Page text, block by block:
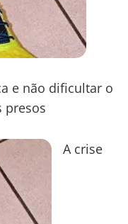
e não dificultar o
presos
A crise